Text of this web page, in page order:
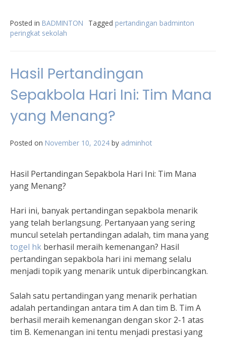
Posted in BADMINTON Tagged pertandingan badminton
peringkat sekolah
Hasil Pertandingan
Sepakbola Hari Ini: Tim Mana
yang Menang?
Posted on November 10, 2024 by adminhot
Hasil Pertandingan Sepakbola Hari Ini: Tim Mana
yang Menang?
Hari ini, banyak pertandingan sepakbola menarik
yang telah berlangsung. Pertanyaan yang sering
muncul setelah pertandingan adalah, tim mana yang
togel hk berhasil meraih kemenangan? Hasil
pertandingan sepakbola hari ini memang selalu
menjadi topik yang menarik untuk diperbincangkan.
Salah satu pertandingan yang menarik perhatian
adalah pertandingan antara tim A dan tim B. Tim A
berhasil meraih kemenangan dengan skor 2-1 atas
tim B. Kemenangan ini tentu menjadi prestasi yang